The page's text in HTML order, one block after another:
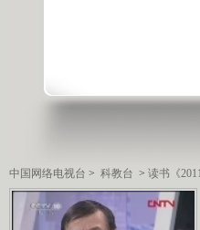
中国网络电视台 > 科教台 > 读书《